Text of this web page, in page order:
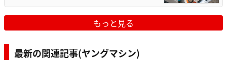
もっと見る
最新の関連記事(ヤングマシン)